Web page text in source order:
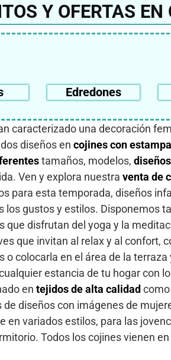
Y OFERTAS
Edredones
caracterizado una decoración
diseños en cojines con
tamaños, modelos, diseños
Ven y explora nuestra venta de
para esta temporada, diseños
los gustos y estilos. Disponemos
que disfrutan del yoga y la
que invitan al relax y al confort,
colocarla en el área de la
estancia de tu hogar con
en tejidos de alta calidad
diseños con imágenes de
en variados estilos, para las
Todos los cojines vienen